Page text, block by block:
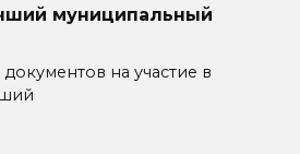
муниципальный
на участие в